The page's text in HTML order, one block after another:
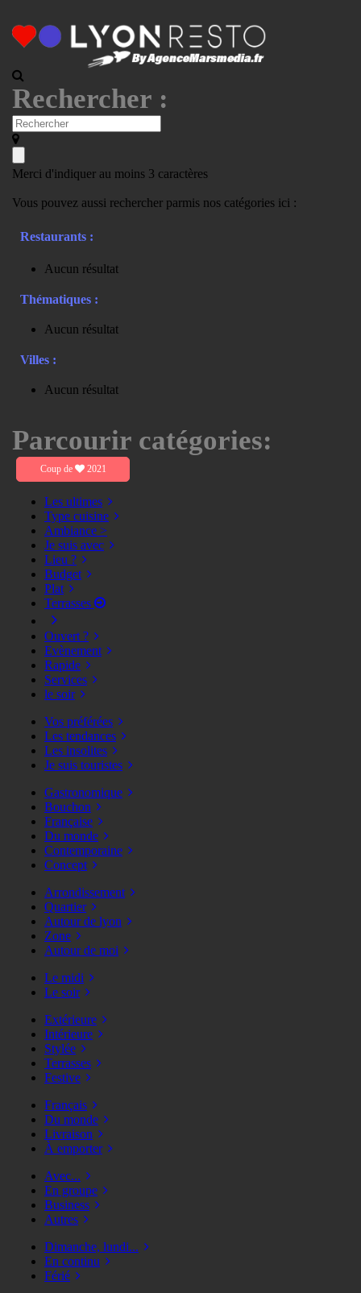
Rechercher :
Merci d'indiquer au moins 3 caractères
Vous pouvez aussi rechercher parmis nos catégories ici :
Restaurants :
Aucun résultat
Thématiques :
Aucun résultat
Villes :
Aucun résultat
Parcourir catégories:
Coup de 2021
Les ultimes
Type cuisine
Ambiance >
Je suis avec
Lieu ?
Budget
Plat
Terrasses
Ouvert ?
Evènement
Rapide
Services
le soir
Vos préférées
Les tendances
Les insolites
Je suis touristes
Gastronomique
Bouchon
Française
Du monde
Contemporaine
Concept
Arrondissement
Quartier
Autour de lyon
Zone
Autour de moi
Le midi
Le soir
Extérieure
Intérieure
Stylée
Terrasses
Festive
Français
Du monde
Livraison
À emporter
Avec...
En groupe
Business
Autres
Dimanche, lundi...
En continu
Férié